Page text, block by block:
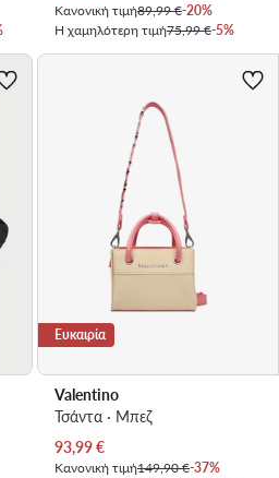
Κανονική τιμή89,99 €-20%
Η χαμηλότερη τιμή75,99 €-5%
Ευκαιρία
Valentino
Τσάντα · Μπεζ
Τρέχουσα τιμή
93,99€
Κανονική τιμή149,90 €-37%